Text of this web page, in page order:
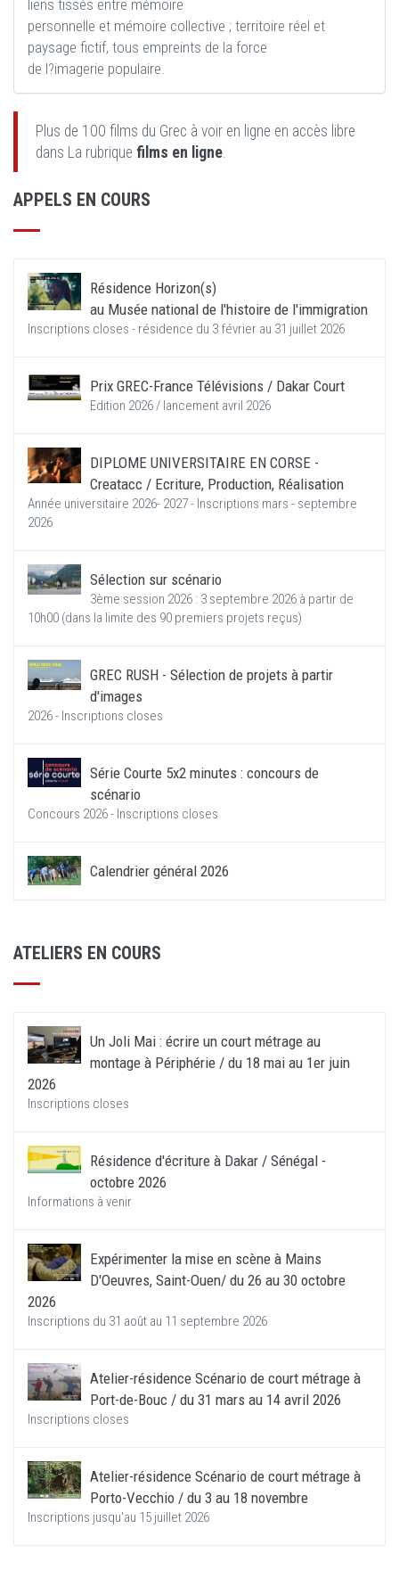
liens tissés entre mémoire
personnelle et mémoire collective ; territoire réel et
paysage fictif, tous empreints de la force
de l?imagerie populaire.
Plus de 100 films du Grec à voir en ligne en accès libre
dans La rubrique films en ligne.
APPELS EN COURS
Résidence Horizon(s)
au Musée national de l'histoire de l'immigration
Inscriptions closes - résidence du 3 février au 31 juillet 2026
Prix GREC-France Télévisions / Dakar Court
Edition 2026 / lancement avril 2026
DIPLOME UNIVERSITAIRE EN CORSE -
Creatacc / Ecriture, Production, Réalisation
Année universitaire 2026- 2027 - Inscriptions mars - septembre
2026
Sélection sur scénario
3ème session 2026 : 3 septembre 2026 à partir de
10h00 (dans la limite des 90 premiers projets reçus)
GREC RUSH - Sélection de projets à partir
d'images
2026 - Inscriptions closes
Série Courte 5x2 minutes : concours de
scénario
Concours 2026 - Inscriptions closes
Calendrier général 2026
ATELIERS EN COURS
Un Joli Mai : écrire un court métrage au
montage à Périphérie / du 18 mai au 1er juin
2026
Inscriptions closes
Résidence d'écriture à Dakar / Sénégal -
octobre 2026
Informations à venir
Expérimenter la mise en scène à Mains
D'Oeuvres, Saint-Ouen/ du 26 au 30 octobre
2026
Inscriptions du 31 août au 11 septembre 2026
Atelier-résidence Scénario de court métrage à
Port-de-Bouc / du 31 mars au 14 avril 2026
Inscriptions closes
Atelier-résidence Scénario de court métrage à
Porto-Vecchio / du 3 au 18 novembre
Inscriptions jusqu'au 15 juillet 2026